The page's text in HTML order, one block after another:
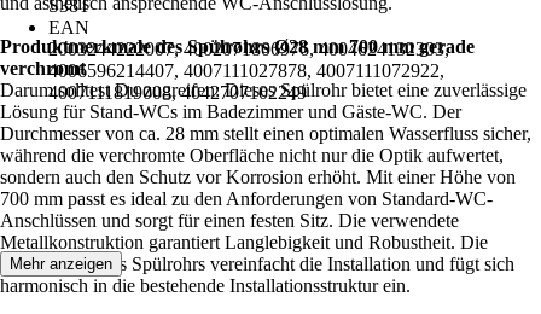
S38T
EAN
2003244222007, 4002071806976, 4004624132303,
4006596214407, 4007111027878, 4007111072922,
4007111819008, 4042707102249
Produktmerkmale des Spülrohrs Ø28 mm 700 mm gerade
verchromt
Darum solltest Du zugreifen: Dieses Spülrohr bietet eine zuverlässige
Lösung für Stand-WCs im Badezimmer und Gäste-WC. Der
Durchmesser von ca. 28 mm stellt einen optimalen Wasserfluss sicher,
während die verchromte Oberfläche nicht nur die Optik aufwertet,
sondern auch den Schutz vor Korrosion erhöht. Mit einer Höhe von
700 mm passt es ideal zu den Anforderungen von Standard-WC-
Anschlüssen und sorgt für einen festen Sitz. Die verwendete
Metallkonstruktion garantiert Langlebigkeit und Robustheit. Die
gerade Form des Spülrohrs vereinfacht die Installation und fügt sich
harmonisch in die bestehende Installationsstruktur ein.
Mehr anzeigen